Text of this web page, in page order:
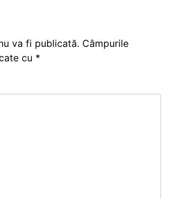
va fi publicată. Câmpurile
cu *